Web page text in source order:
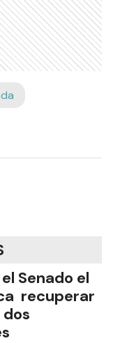
Senado el
recuperar